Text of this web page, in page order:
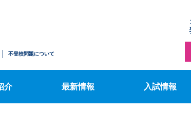
不登校問題について
介
最新情報
入試情報
【中学生の方へ